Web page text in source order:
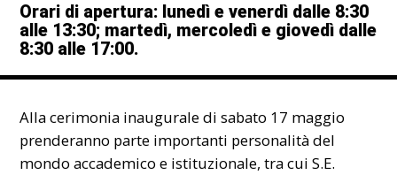
Orari di apertura: lunedì e venerdì dalle 8:30
alle 13:30; martedì, mercoledì e giovedì dalle
8:30 alle 17:00.
Alla cerimonia inaugurale di sabato 17 maggio
prenderanno parte importanti personalità del
mondo accademico e istituzionale, tra cui S.E.